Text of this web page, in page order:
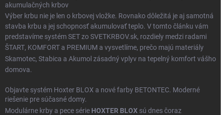
akumulačných krbov
Výber krbu nie je len o krbovej vložke. Rovnako dôležitá je aj samotná
stavba krbu a jej schopnosť akumulovať teplo. V tomto článku vám
predstavíme systém SET zo SVETKRBOV.sk, rozdiely medzi radami
ŠTART, KOMFORT a PREMIUM a vysvetlíme, prečo majú materiály
Skamotec, Stabica a Akumol zásadný vplyv na tepelný komfort vášho
domova.
Objavte systém Hoxter BLOX a nové farby BETONTEC. Moderné
riešenie pre súčasné domy.
Modulárne krby a pece série HOXTER BLOX sú dnes čoraz